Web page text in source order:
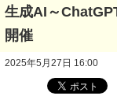
生成AI～
開催
2025年5月27日 16:00